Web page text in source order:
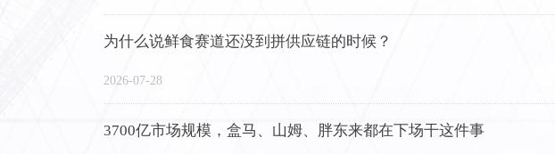
为什么说鲜食赛道还没到拼供应链的时候？
2026-07-28
3700亿市场规模，盒马、山姆、胖东来都在下场干这件事